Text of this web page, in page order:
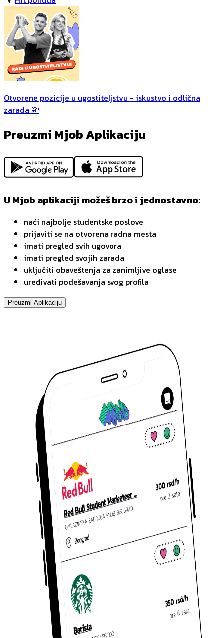
Otvorene pozicije u ugostiteljstvu - iskustvo i odlična
zarada 💸
Preuzmi Mjob Aplikaciju
U Mjob aplikaciji možeš brzo i jednostavno:
naći najbolje studentske poslove
prijaviti se na otvorena radna mesta
imati pregled svih ugovora
imati pregled svojih zarada
uključiti obaveštenja za zanimljive oglase
uređivati podešavanja svog profila
Preuzmi Aplikaciju